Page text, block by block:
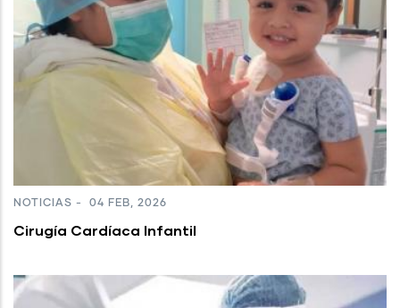
NOTICIAS - 04 FEB, 2026
Cirugía Cardíaca Infantil